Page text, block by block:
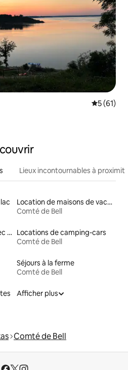
5 (61)
Lieux incontournables à
Location de maisons de vacances
Comté de Bell
Locations de vacances avec piscine Locations de camping-cars
Comté de Bell
Séjours à la ferme
Comté de Bell
Afficher plus
Comté de Bell